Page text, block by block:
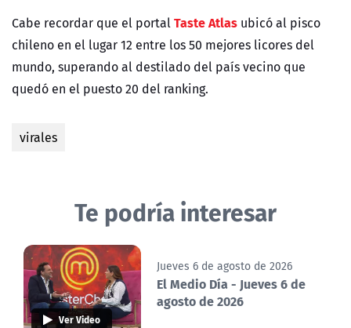
Cabe recordar que el portalTaste Atlas ubicó al pisco
chileno en el lugar 12 entre los 50 mejores licores del
mundo, superando al destilado del país vecino que
quedó en el puesto 20 del ranking.
virales
Te podría interesar
Ver Video
Jueves 6 de agosto de 2026
El Medio Día - Jueves 6 de
agosto de 2026